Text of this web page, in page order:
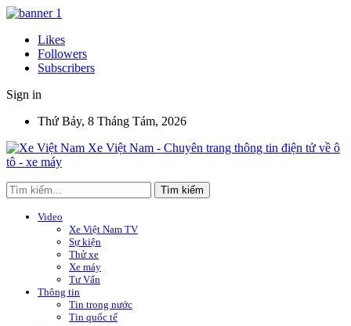
Likes
Followers
Subscribers
Sign in
Thứ Bảy, 8 Tháng Tám, 2026
Xe Việt Nam - Chuyên trang thông tin điện tử về ô
tô - xe máy
Video
Xe Việt Nam TV
Sự kiện
Thử xe
Xe máy
Tư Vấn
Thông tin
Tin trong nước
Tin quốc tế